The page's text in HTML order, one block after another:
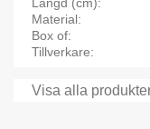
Material
Box of
Tillverkare
Visa alla